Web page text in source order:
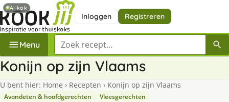
Inloggen Registreren
Menu Zoek een recept
Konijn op zijn Vlaams
U bent hier: Home › Recepten › Konijn op zijn Vlaams
Avondeten & hoofdgerechten Vleesgerechten
AI-kok